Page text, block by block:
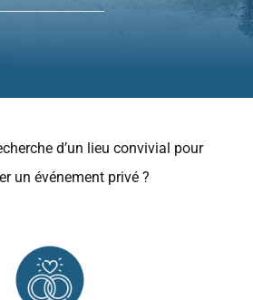
d’un lieu convivial pour
un événement privé ?